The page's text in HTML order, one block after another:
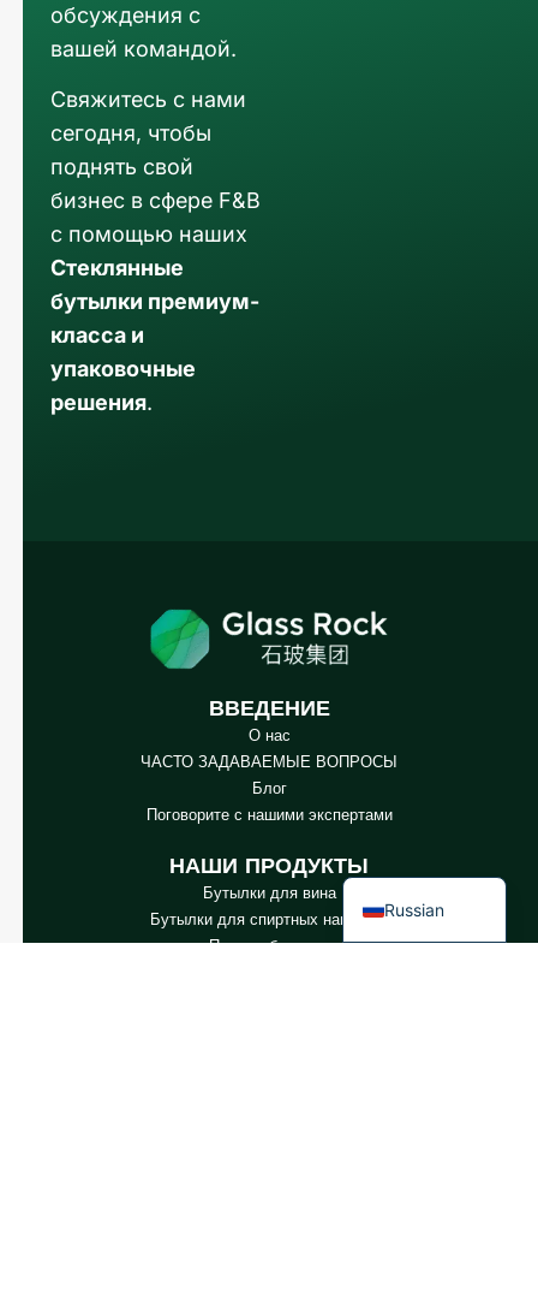
обсуждения с
вашей командой.
Свяжитесь с нами
сегодня, чтобы
поднять свой
бизнес в сфере F&B
с помощью наших
Стеклянные
бутылки премиум-
класса и
упаковочные
решения.
ВВЕДЕНИЕ
О нас
ЧАСТО ЗАДАВАЕМЫЕ ВОПРОСЫ
Блог
Поговорите с нашими экспертами
НАШИ ПРОДУКТЫ
Бутылки для вина
Бутылки для спиртных напитков
Пивные бутылки
Russian
Portuguese
Japanese